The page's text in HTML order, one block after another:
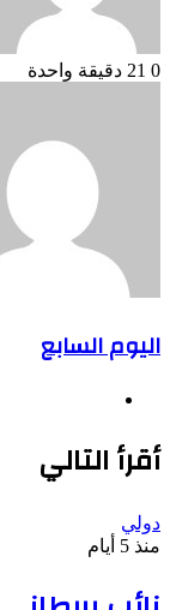
0
دقيقة واحدة
اليوم السابع
أقرأ التالي
دولي
منذ 5 أيام